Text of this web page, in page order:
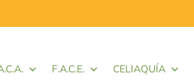
F.A.C.E. CELIAQUÍA